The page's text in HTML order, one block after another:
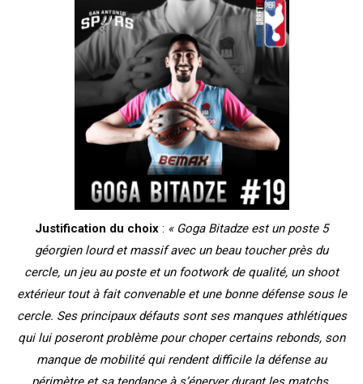
Justification du choix : « Goga Bitadze est un poste 5
géorgien lourd et massif avec un beau toucher près du
cercle, un jeu au poste et un footwork de qualité, un shoot
extérieur tout à fait convenable et une bonne défense sous le
cercle. Ses principaux défauts sont ses manques athlétiques
qui lui poseront problème pour choper certains rebonds, son
manque de mobilité qui rendent difficile la défense au